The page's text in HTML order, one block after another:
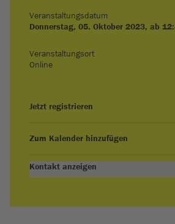
Veranstaltungsdatum
Donnerstag, 05. Oktober 2023, ab
Veranstaltungsort
Online
Jetzt registrieren
Zum Kalender hinzufügen
Kontakt anzeigen